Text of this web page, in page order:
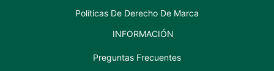
Políticas De Derecho De Marca
INFORMACIÓN
Preguntas Frecuentes